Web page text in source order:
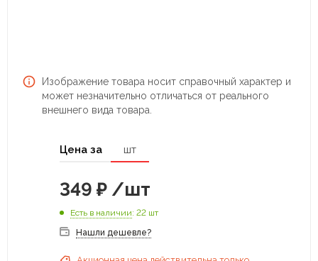
Изображение товара носит справочный характер и
может незначительно отличаться от реального
внешнего вида товара.
Цена за шт
349 ₽ /шт
Есть в наличии: 22 шт
Нашли дешевле?